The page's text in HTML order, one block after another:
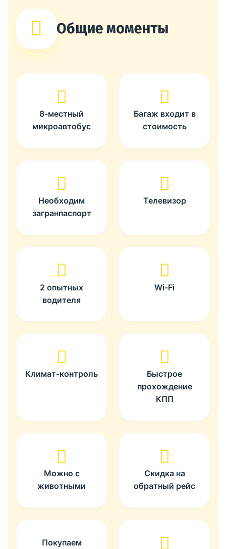
Общие моменты
8-местный
микроавтобус
Багаж входит в
стоимость
Необходим
загранпаспорт
Телевизор
2 опытных
водителя
Wi-Fi
Климат-контроль
Быстрое
прохождение
КПП
Можно с
животными
Скидка на
обратный рейс
Покупаем